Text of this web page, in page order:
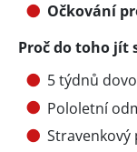
Očkování
Proč do toho jít
5 týdnů
Pololetní
Stravenkový